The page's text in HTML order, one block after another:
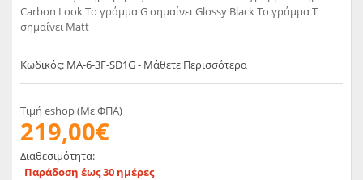
Carbon Look Το γράμμα G σημαίνει Glossy Black Το γράμμα T
σημαίνει Matt
Κωδικός: MA-6-3F-SD1G - Μάθετε Περισσότερα
Τιμή eshop (Με ΦΠΑ)
219,00€
Διαθεσιμότητα:
Παράδοση έως 30 ημέρες